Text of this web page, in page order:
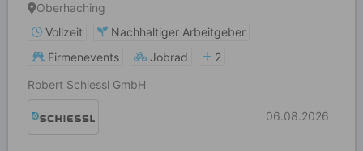
Oberhaching
Vollzeit
Nachhaltiger Arbeitgeber
Firmenevents
Jobrad
2
Robert Schiessl GmbH
06.08.2026